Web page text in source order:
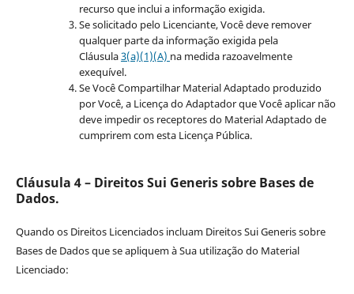
recurso que inclui a informação exigida.
Se solicitado pelo Licenciante, Você deve remover
qualquer parte da informação exigida pela
Cláusula3(a)(1)(A) na medida razoavelmente
exequível.
Se Você Compartilhar Material Adaptado produzido
por Você, a Licença do Adaptador que Você aplicar não
deve impedir os receptores do Material Adaptado de
cumprirem com esta Licença Pública.
Cláusula 4 – Direitos Sui Generis sobre Bases de
Dados.
Quando os Direitos Licenciados incluam Direitos Sui Generis sobre
Bases de Dados que se apliquem à Sua utilização do Material
Licenciado: